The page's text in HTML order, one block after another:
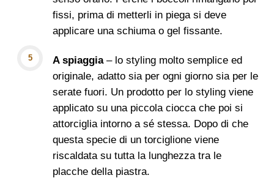
fissi, prima di metterli in piega si deve
applicare una schiuma o gel fissante.
A spiaggia– lo styling molto semplice ed
originale, adatto sia per ogni giorno sia per le
serate fuori. Un prodotto per lo styling viene
applicato su una piccola ciocca che poi si
attorciglia intorno a sé stessa. Dopo di che
questa specie di un torciglione viene
riscaldata su tutta la lunghezza tra le
placche della piastra.